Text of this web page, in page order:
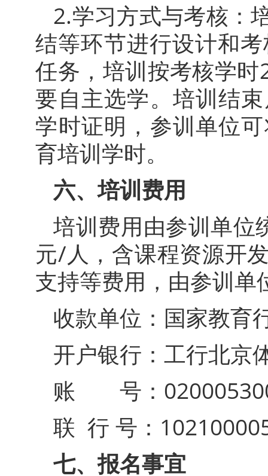
2.学习方式与考核：
结等环节进行设计和
任务，培训按考核学
要自主选学。培训结
学时证明，参训单位
育培训学时。
六、培训费用
培训费用由参训单位
元/人，含课程资源开
支持等费用，由参训单
收款单位：国家教育
开户银行：工行北京
账 号：
联 行 号：
七、报名事宜